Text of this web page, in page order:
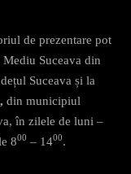
de prezentare pot
Suceava din
Suceava și la
din municipiul
în zilele de luni –
800 – 1400.